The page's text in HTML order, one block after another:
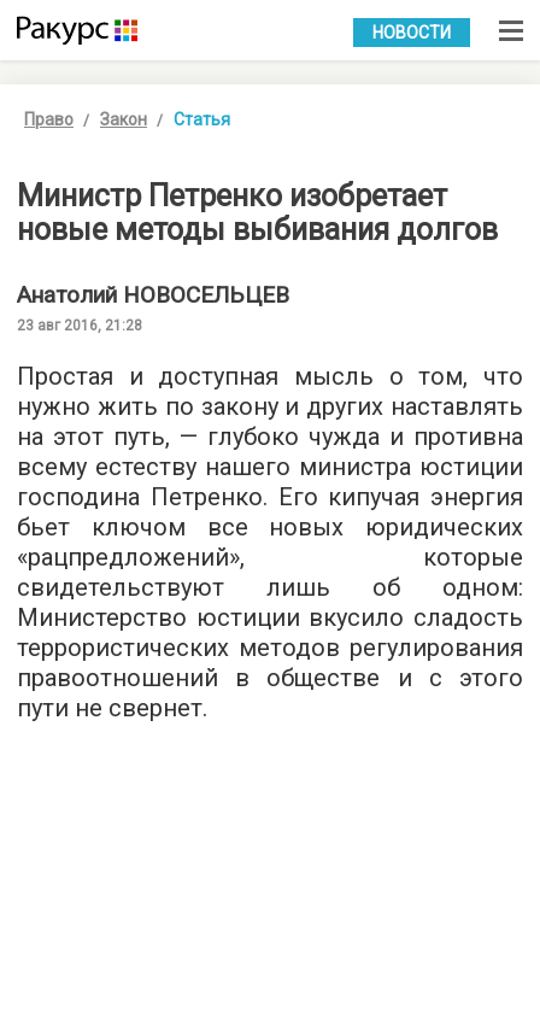
УКР РУС
НОВОСТИ
Право Закон Статья
Министр Петренко изобретает
новые методы выбивания долгов
Анатолий НОВОСЕЛЬЦЕВ
23 авг 2016, 21:28
Простая и доступная мысль о том, что
нужно жить по закону и других наставлять
на этот путь, — глубоко чужда и противна
всему естеству нашего министра юстиции
господина Петренко. Его кипучая энергия
бьет ключом все новых юридических
«рацпредложений», которые
свидетельствуют лишь об одном:
Министерство юстиции вкусило сладость
террористических методов регулирования
правоотношений в обществе и с этого
пути не свернет.